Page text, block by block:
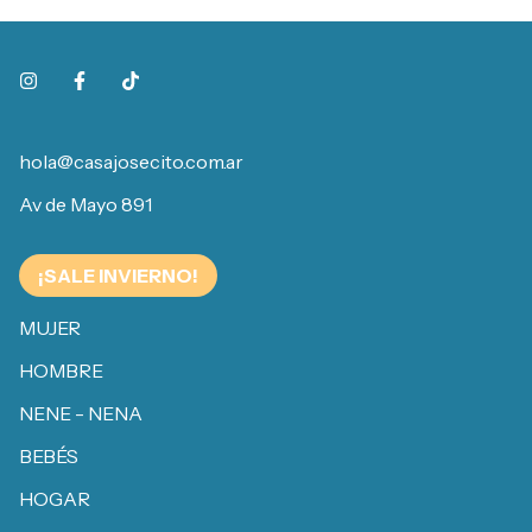
hola@casajosecito.com.ar
Av de Mayo 891
¡SALE INVIERNO!
MUJER
HOMBRE
NENE - NENA
BEBÉS
HOGAR